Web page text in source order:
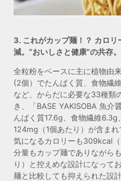
3. これがカップ麺！？ カロ
減。”おいしさと健康”の共存。
全粒粉をベースに主に植物由
(2個）でたんぱく質、食物繊
など、からだに必要な33種類
き、「BASE YAKISOBA 魚介
んぱく質17.6g、食物繊維6.3g
124mg（1個あたり）が含まれ
気になるカロリーも309kcal
分量もカップ麺でありながら
り）と控えめな設計になって
麺と比較しても抑えられた設